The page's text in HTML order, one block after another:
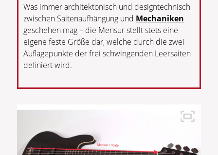
Was immer architektonisch und designtechnisch
zwischen Saitenaufhängung und Mechaniken
geschehen mag – die Mensur stellt stets eine
eigene feste Größe dar, welche durch die zwei
Auflagepunkte der frei schwingenden Leersaiten
definiert wird.